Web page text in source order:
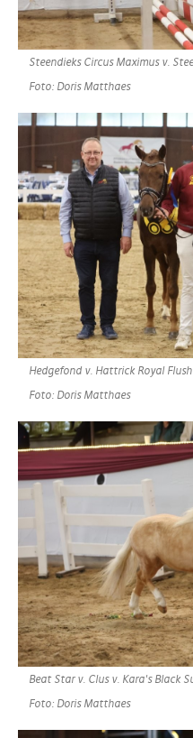
Steendieks Circus Maximus v.
Foto: Doris Matthaes
Hedgefond v. Hattrick Royal
Foto: Doris Matthaes
Beat Star v. Clus v. Kara's Black
Foto: Doris Matthaes